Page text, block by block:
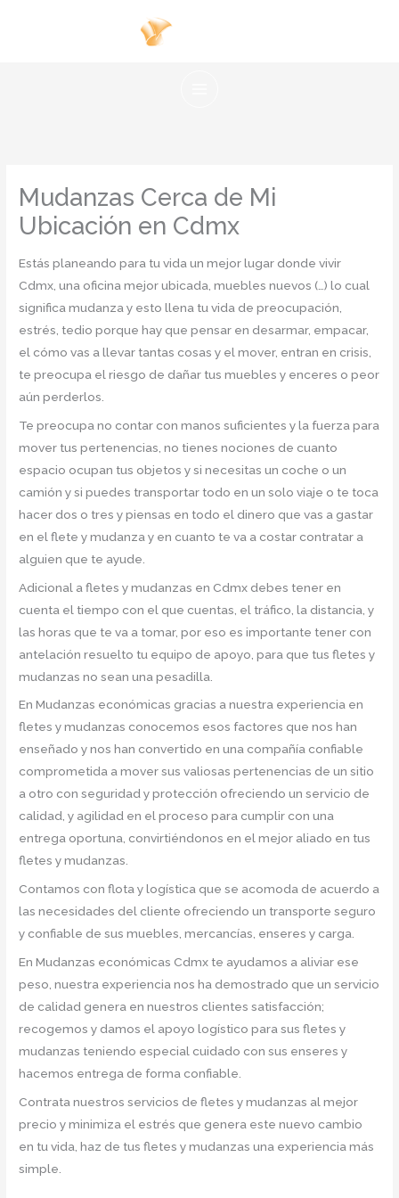
Mudanzas Cerca de Mi
Ubicación en Cdmx
Estás planeando para tu vida un mejor lugar donde vivir
Cdmx, una oficina mejor ubicada, muebles nuevos (…) lo cual
significa mudanza y esto llena tu vida de preocupación,
estrés, tedio porque hay que pensar en desarmar, empacar,
el cómo vas a llevar tantas cosas y el mover, entran en crisis,
te preocupa el riesgo de dañar tus muebles y enceres o peor
aún perderlos.
Te preocupa no contar con manos suficientes y la fuerza para
mover tus pertenencias, no tienes nociones de cuanto
espacio ocupan tus objetos y si necesitas un coche o un
camión y si puedes transportar todo en un solo viaje o te toca
hacer dos o tres y piensas en todo el dinero que vas a gastar
en el flete y mudanza y en cuanto te va a costar contratar a
alguien que te ayude.
Adicional a fletes y mudanzas en Cdmx debes tener en
cuenta el tiempo con el que cuentas, el tráfico, la distancia, y
las horas que te va a tomar, por eso es importante tener con
antelación resuelto tu equipo de apoyo, para que tus fletes y
mudanzas no sean una pesadilla.
En Mudanzas económicas gracias a nuestra experiencia en
fletes y mudanzas conocemos esos factores que nos han
enseñado y nos han convertido en una compañía confiable
comprometida a mover sus valiosas pertenencias de un sitio
a otro con seguridad y protección ofreciendo un servicio de
calidad, y agilidad en el proceso para cumplir con una
entrega oportuna, convirtiéndonos en el mejor aliado en tus
fletes y mudanzas.
Contamos con flota y logística que se acomoda de acuerdo a
las necesidades del cliente ofreciendo un transporte seguro
y confiable de sus muebles, mercancías, enseres y carga.
En Mudanzas económicas Cdmx te ayudamos a aliviar ese
peso, nuestra experiencia nos ha demostrado que un servicio
de calidad genera en nuestros clientes satisfacción;
recogemos y damos el apoyo logístico para sus fletes y
mudanzas teniendo especial cuidado con sus enseres y
hacemos entrega de forma confiable.
Contrata nuestros servicios de fletes y mudanzas al mejor
precio y minimiza el estrés que genera este nuevo cambio
en tu vida, haz de tus fletes y mudanzas una experiencia más
simple.